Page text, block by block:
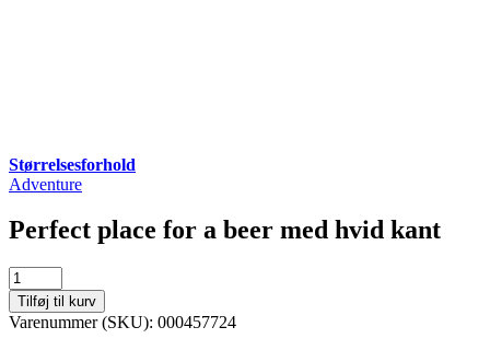
Størrelsesforhold
Adventure
Perfect place for a beer med hvid kant
Perfect
place
for
a
Tilføj til kurv
Varenummer (SKU): 000457724